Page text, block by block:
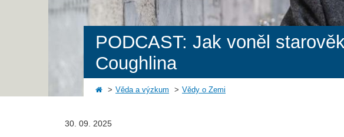
PODCAST: Jak voněl
Coughlina
Věda a výzkum Vědy o Zemi
30. 09. 2025